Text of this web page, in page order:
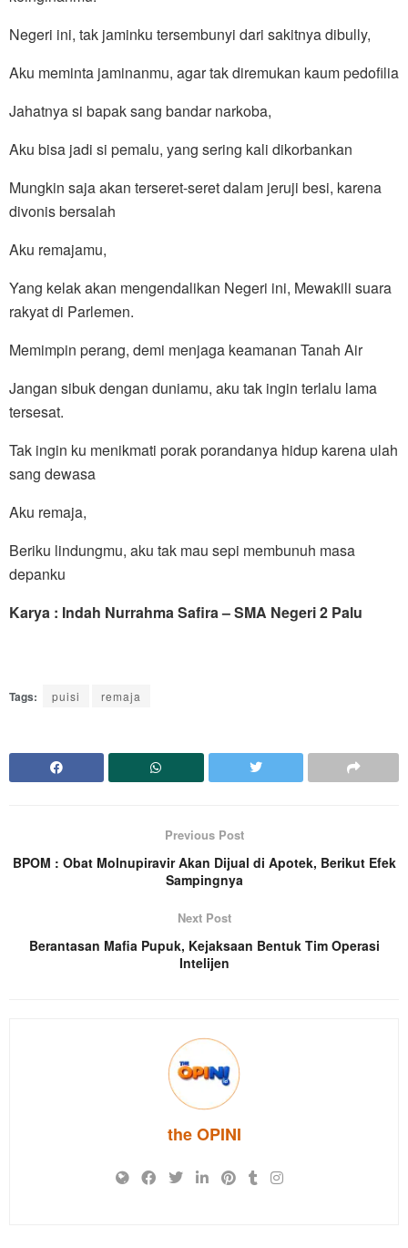
Negeri ini, tak jaminku tersembunyi dari sakitnya dibully,
Aku meminta jaminanmu, agar tak diremukan kaum pedofilia
Jahatnya si bapak sang bandar narkoba,
Aku bisa jadi si pemalu, yang sering kali dikorbankan
Mungkin saja akan terseret-seret dalam jeruji besi, karena
divonis bersalah
Aku remajamu,
Yang kelak akan mengendalikan Negeri ini, Mewakili suara
rakyat di Parlemen.
Memimpin perang, demi menjaga keamanan Tanah Air
Jangan sibuk dengan duniamu, aku tak ingin terlalu lama
tersesat.
Tak ingin ku menikmati porak porandanya hidup karena ulah
sang dewasa
Aku remaja,
Beriku lindungmu, aku tak mau sepi membunuh masa
depanku
Karya : Indah Nurrahma Safira – SMA Negeri 2 Palu
Tags: puisi remaja
Previous Post
BPOM : Obat Molnupiravir Akan Dijual di Apotek, Berikut Efek
Sampingnya
Next Post
Berantasan Mafia Pupuk, Kejaksaan Bentuk Tim Operasi
Intelijen
the OPINI